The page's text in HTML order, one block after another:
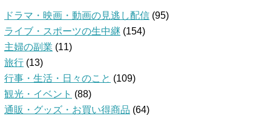
ドラマ・映画・動画の見逃し配信 (95)
ライブ・スポーツの生中継 (154)
主婦の副業 (11)
旅行 (13)
行事・生活・日々のこと (109)
観光・イベント (88)
通販・グッズ・お買い得商品 (64)